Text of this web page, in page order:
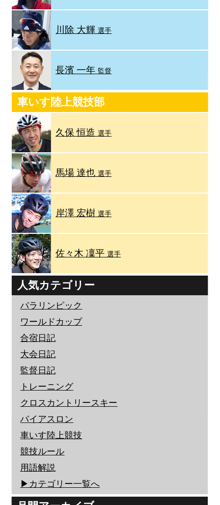
川除 大輝選手
長濱 一年 監督
車いす陸上競技部
久保 恒造選手
馬場 達也選手
岸澤 宏樹選手
佐々木 凜平選手
人気カテゴリー
パラリンピック
ワールドカップ
合宿日記
大会日記
監督日記
トレーニング
クロスカントリースキー
バイアスロン
車いす陸上競技
競技ルール
用語解説
▶︎カテゴリー一覧へ